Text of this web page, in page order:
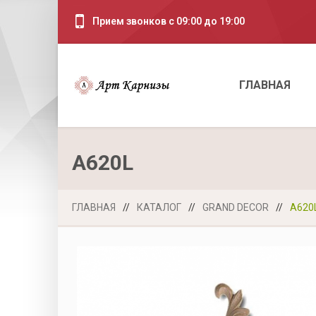
Прием звонков с 09:00 до 19:00
ГЛАВНАЯ
A620L
ГЛАВНАЯ // КАТАЛОГ // GRAND DECOR //